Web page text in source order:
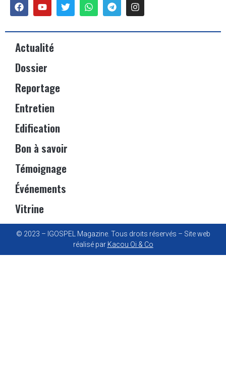
Actualité
Dossier
Reportage
Entretien
Edification
Bon à savoir
Témoignage
Événements
Vitrine
© 2023 – IGOSPEL Magazine. Tous droits réservés – Site web
réalisé par Kacou Oi & Co